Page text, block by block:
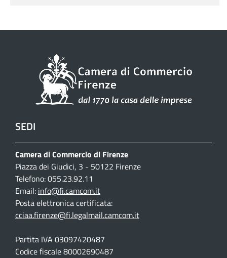
SEDI
Camera di Commercio di Firenze
Piazza dei Giudici, 3 - 50122 Firenze
Telefono: 055.23.92.11
Email: info@fi.camcom.it
Posta elettronica certificata:
cciaa.firenze@fi.legalmail.camcom.it
Partita IVA 03097420487
Codice fiscale 80002690487